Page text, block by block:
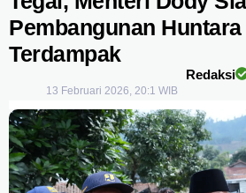
Pembangunan
Terdampak
Redaksi
13 Februari 2026, 20:1 WIB